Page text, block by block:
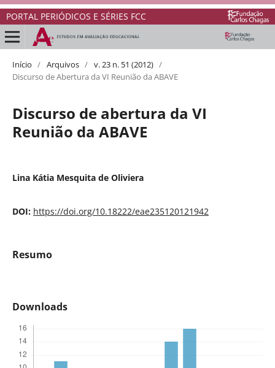
PORTAL PERIÓDICOS E SÉRIES FCC
Início / Arquivos / v. 23 n. 51 (2012) /
Discurso de Abertura da VI Reunião da ABAVE
Discurso de abertura da VI
Reunião da ABAVE
Lina Kátia Mesquita de Oliviera
DOI: https://doi.org/10.18222/eae235120121942
Resumo
Downloads